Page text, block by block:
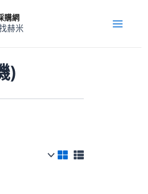
購網
赫米
Menu
)